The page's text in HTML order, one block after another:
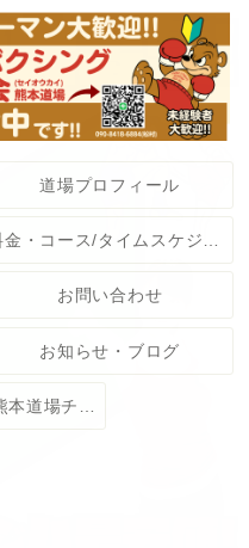
道場プロフィール
お問い合わせ
お知らせ・ブログ
YouTube(誠王会熊本道場チャンネル)